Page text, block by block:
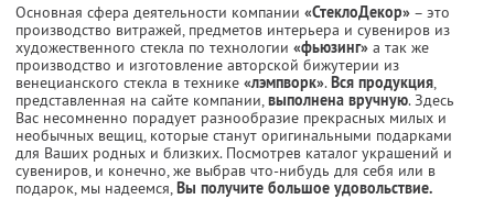
Основная сфера деятельности компании «СтеклоДекор» – это
производство витражей, предметов интерьера и сувениров из
художественного стекла по технологии «фьюзинг» а так же
производство и изготовление авторской бижутерии из
венецианского стекла в технике «лэмпворк».Вся продукция,
представленная на сайте компании,выполнена вручную. Здесь
Вас несомненно порадует разнообразие прекрасных милых и
необычных вещиц, которые станут оригинальными подарками
для Ваших родных и близких. Посмотрев каталог украшений и
сувениров, и конечно, же выбрав что-нибудь для себя или в
подарок, мы надеемся,Вы получите большое удовольствие.